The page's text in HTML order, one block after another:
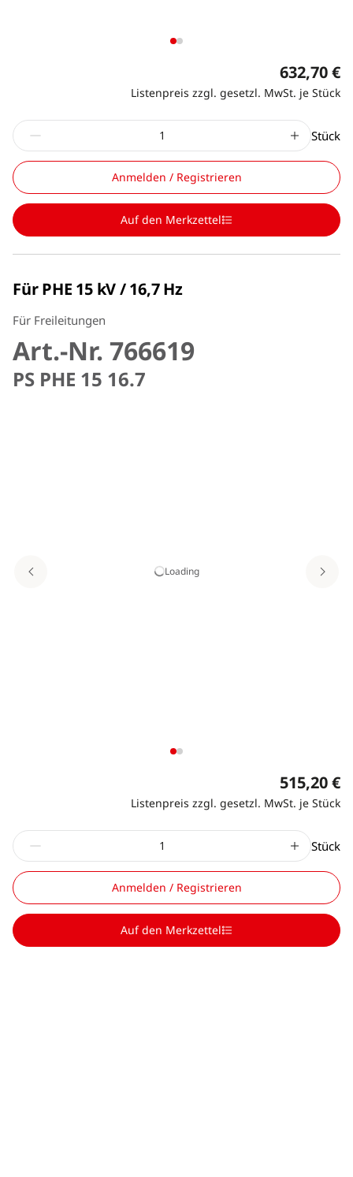
632,70 €
Listenpreis zzgl. gesetzl. MwSt. je Stück
Stück
Anmelden / Registrieren
Auf den Merkzettel
Für PHE 15 kV / 16,7 Hz
Für Freileitungen
Art.-Nr. 766619
PS PHE 15 16.7
Loading
515,20 €
Listenpreis zzgl. gesetzl. MwSt. je Stück
Stück
Anmelden / Registrieren
Auf den Merkzettel